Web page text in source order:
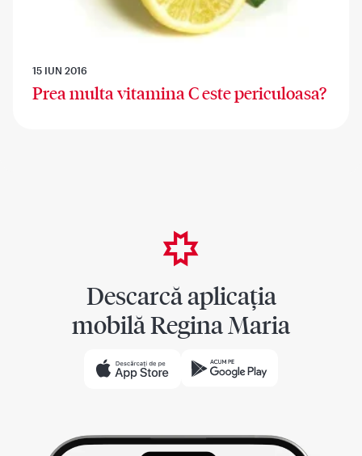
15 IUN 2016
Prea multa vitamina C este periculoasa?
Descarcă aplicația
mobilă Regina Maria